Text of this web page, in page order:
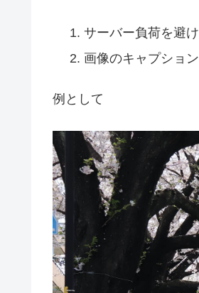
サーバー負荷を避
画像のキャプショ
例として